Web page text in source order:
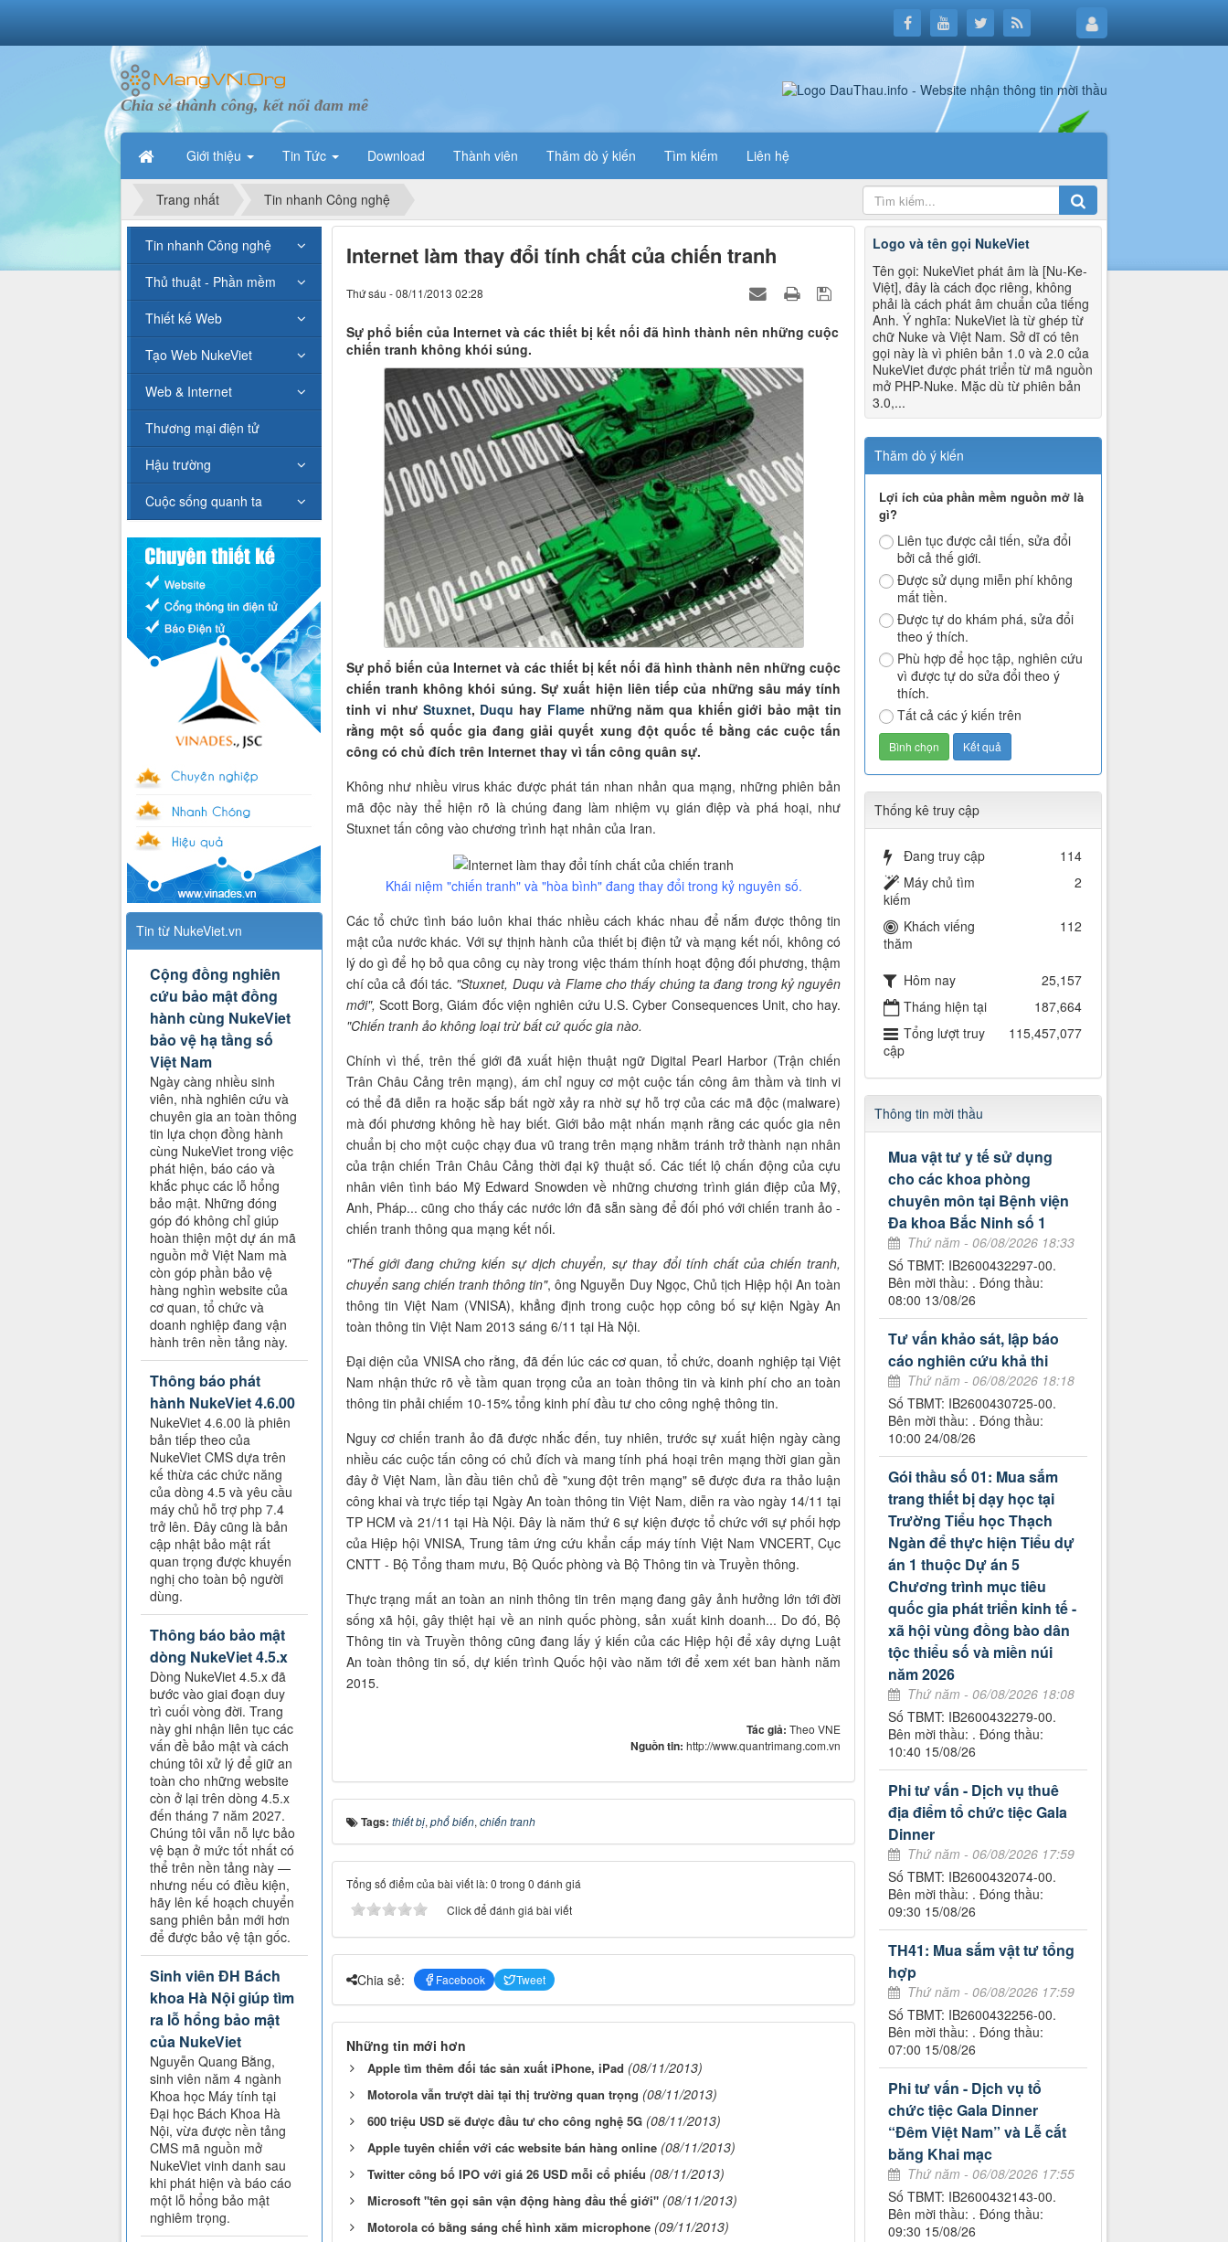
Chia sẻ thành công, kết nối đam mê
Giới thiệu Tin Tức Download Thành viên Thăm dò ý kiến Tìm kiếm Liên hệ
Trang nhất Tin nhanh Công nghệ
Internet làm thay đổi tính chất của chiến tranh
Thứ sáu - 08/11/2013 02:28
Sự phổ biến của Internet và các thiết bị kết nối đã hình thành nên những cuộc
chiến tranh không khói súng.
Sự phổ biến của Internet và các thiết bị kết nối đã hình thành nên những cuộc
chiến tranh không khói súng. Sự xuất hiện liên tiếp của những sâu máy tính
tinh vi như Stuxnet, Duqu hay Flamenhững năm qua khiến giới bảo mật tin
rằng một số quốc gia đang giải quyết xung đột quốc tế bằng các cuộc tấn
công có chủ đích trên Internet thay vì tấn công quân sự.
Không như nhiều virus khác được phát tán nhan nhản qua mạng, những phiên bản
mã độc này thể hiện rõ là chúng đang làm nhiệm vụ gián điệp và phá hoại, như
Stuxnet tấn công vào chương trình hạt nhân của Iran.
Khái niệm "chiến tranh" và "hòa bình" đang thay đổi trong kỷ nguyên số.
Các tổ chức tình báo luôn khai thác nhiều cách khác nhau để nắm được thông tin
mật của nước khác. Với sự thịnh hành của thiết bị điện tử và mạng kết nối, không có
lý do gì để họ bỏ qua công cụ này trong việc thám thính hoạt động đối phương, thậm
chí của cả đối tác. "Stuxnet, Duqu và Flame cho thấy chúng ta đang trong kỷ nguyên
mới", Scott Borg, Giám đốc viện nghiên cứu U.S. Cyber Consequences Unit, cho hay.
"Chiến tranh ảo không loại trừ bất cứ quốc gia nào.
Chính vì thế, trên thế giới đã xuất hiện thuật ngữ Digital Pearl Harbor (Trận chiến
Trân Châu Cảng trên mạng), ám chỉ nguy cơ một cuộc tấn công âm thầm và tinh vi
có thể đã diễn ra hoặc sắp bất ngờ xảy ra nhờ sự hỗ trợ của các mã độc (malware)
mà đối phương không hề hay biết. Giới bảo mật nhấn mạnh rằng các quốc gia nên
chuẩn bị cho một cuộc chạy đua vũ trang trên mạng nhằm tránh trở thành nạn nhân
của trận chiến Trân Châu Cảng thời đại kỹ thuật số. Các tiết lộ chấn động của cựu
nhân viên tình báo Mỹ Edward Snowden về những chương trình gián điệp của Mỹ,
Anh, Pháp... cũng cho thấy các nước lớn đã sẵn sàng để đối phó với chiến tranh ảo -
chiến tranh thông qua mạng kết nối.
"Thế giới đang chứng kiến sự dịch chuyển, sự thay đổi tính chất của chiến tranh,
chuyển sang chiến tranh thông tin", ông Nguyễn Duy Ngọc, Chủ tịch Hiệp hội An toàn
thông tin Việt Nam (VNISA), khẳng định trong cuộc họp công bố sự kiện Ngày An
toàn thông tin Việt Nam 2013 sáng 6/11 tại Hà Nội.
Đại diện của VNISA cho rằng, đã đến lúc các cơ quan, tổ chức, doanh nghiệp tại Việt
Nam nhận thức rõ về tầm quan trọng của an toàn thông tin và kinh phí cho an toàn
thông tin phải chiếm 10-15% tổng kinh phí đầu tư cho công nghệ thông tin.
Nguy cơ chiến tranh ảo đã được nhắc đến, tuy nhiên, trước sự xuất hiện ngày càng
nhiều các cuộc tấn công có chủ đích và mang tính phá hoại trên mạng thời gian gần
đây ở Việt Nam, lần đầu tiên chủ đề "xung đột trên mạng" sẽ được đưa ra thảo luận
công khai và trực tiếp tại Ngày An toàn thông tin Việt Nam, diễn ra vào ngày 14/11 tại
TP HCM và 21/11 tại Hà Nội. Đây là năm thứ 6 sự kiện được tổ chức với sự phối hợp
của Hiệp hội VNISA, Trung tâm ứng cứu khẩn cấp máy tính Việt Nam VNCERT, Cục
CNTT - Bộ Tổng tham mưu, Bộ Quốc phòng và Bộ Thông tin và Truyền thông.
Thực trạng mất an toàn an ninh thông tin trên mạng đang gây ảnh hưởng lớn tới đời
sống xã hội, gây thiệt hại về an ninh quốc phòng, sản xuất kinh doanh... Do đó, Bộ
Thông tin và Truyền thông cũng đang lấy ý kiến của các Hiệp hội để xây dựng Luật
An toàn thông tin số, dự kiến trình Quốc hội vào năm tới để xem xét ban hành năm
2015.
Tác giả:Theo VNE
Nguồn tin:http://www.quantrimang.com.vn
Tags: thiết bị, phổ biến, chiến tranh
Tổng số điểm của bài viết là: 0 trong 0 đánh giá
Click để đánh giá bài viết
Chia sẻ: Facebook Tweet
Những tin mới hơn
Apple tìm thêm đối tác sản xuất iPhone, iPad (08/11/2013)
Motorola vẫn trượt dài tại thị trường quan trọng (08/11/2013)
600 triệu USD sẽ được đầu tư cho công nghệ 5G (08/11/2013)
Apple tuyên chiến với các website bán hàng online (08/11/2013)
Twitter công bố IPO với giá 26 USD mỗi cổ phiếu (08/11/2013)
Microsoft "tên gọi sân vận động hàng đầu thế giới" (08/11/2013)
Motorola có bằng sáng chế hình xăm microphone (09/11/2013)
Logo và tên gọi NukeViet
Tên gọi: NukeViet phát âm là [Nu-Ke-
Việt], đây là cách đọc riêng, không
phải là cách phát âm chuẩn của tiếng
Anh. Ý nghĩa: NukeViet là từ ghép từ
chữ Nuke và Việt Nam. Sở dĩ có tên
gọi này là vì phiên bản 1.0 và 2.0 của
NukeViet được phát triển từ mã nguồn
mở PHP-Nuke. Mặc dù từ phiên bản
3.0,...
Thăm dò ý kiến
Lợi ích của phần mềm nguồn mở là
gì?
Liên tục được cải tiến, sửa đổi
bởi cả thế giới.
Được sử dụng miễn phí không
mất tiền.
Được tự do khám phá, sửa đổi
theo ý thích.
Phù hợp để học tập, nghiên cứu
vì được tự do sửa đổi theo ý
thích.
Tất cả các ý kiến trên
Thống kê truy cập
Đang truy cập
114
Máy chủ tìm
kiếm
2
Khách viếng
thăm
112
Hôm nay
25,157
Tháng hiện tại
187,664
Tổng lượt truy
cập
115,457,077
Thông tin mời thầu
Mua vật tư y tế sử dụng
cho các khoa phòng
chuyên môn tại Bệnh viện
Đa khoa Bắc Ninh số 1
Thứ năm - 06/08/2026 18:33
Số TBMT: IB2600432297-00.
Bên mời thầu: . Đóng thầu:
08:00 13/08/26
Tư vấn khảo sát, lập báo
cáo nghiên cứu khả thi
Thứ năm - 06/08/2026 18:18
Số TBMT: IB2600430725-00.
Bên mời thầu: . Đóng thầu:
10:00 24/08/26
Gói thầu số 01: Mua sắm
trang thiết bị dạy học tại
Trường Tiểu học Thạch
Ngàn để thực hiện Tiểu dự
án 1 thuộc Dự án 5
Chương trình mục tiêu
quốc gia phát triển kinh tế -
xã hội vùng đồng bào dân
tộc thiểu số và miền núi
năm 2026
Thứ năm - 06/08/2026 18:08
Số TBMT: IB2600432279-00.
Bên mời thầu: . Đóng thầu:
10:40 15/08/26
Phi tư vấn - Dịch vụ thuê
địa điểm tổ chức tiệc Gala
Dinner
Thứ năm - 06/08/2026 17:59
Số TBMT: IB2600432074-00.
Bên mời thầu: . Đóng thầu:
09:30 15/08/26
TH41: Mua sắm vật tư tổng
hợp
Thứ năm - 06/08/2026 17:59
Số TBMT: IB2600432256-00.
Bên mời thầu: . Đóng thầu:
07:00 15/08/26
Phi tư vấn - Dịch vụ tổ
chức tiệc Gala Dinner
“Đêm Việt Nam” và Lễ cắt
băng Khai mạc
Thứ năm - 06/08/2026 17:55
Số TBMT: IB2600432143-00.
Bên mời thầu: . Đóng thầu:
09:30 15/08/26
Tin nhanh Công nghệ
Thủ thuật - Phần mềm
Thiết kế Web
Tạo Web NukeViet
Web & Internet
Thương mại điện tử
Hậu trường
Cuộc sống quanh ta
Tin từ NukeViet.vn
Cộng đồng nghiên
cứu bảo mật đồng
hành cùng NukeViet
bảo vệ hạ tầng số
Việt Nam
Ngày càng nhiều sinh
viên, nhà nghiên cứu và
chuyên gia an toàn thông
tin lựa chọn đồng hành
cùng NukeViet trong việc
phát hiện, báo cáo và
khắc phục các lỗ hổng
bảo mật. Những đóng
góp đó không chỉ giúp
hoàn thiện một dự án mã
nguồn mở Việt Nam mà
còn góp phần bảo vệ
hàng nghìn website của
cơ quan, tổ chức và
doanh nghiệp đang vận
hành trên nền tảng này.
Thông báo phát
hành NukeViet 4.6.00
NukeViet 4.6.00 là phiên
bản tiếp theo của
NukeViet CMS dựa trên
kế thừa các chức năng
của dòng 4.5 và yêu cầu
máy chủ hỗ trợ php 7.4
trở lên. Đây cũng là bản
cập nhật bảo mật rất
quan trọng được khuyến
nghị cho toàn bộ người
dùng.
Thông báo bảo mật
dòng NukeViet 4.5.x
Dòng NukeViet 4.5.x đã
bước vào giai đoạn duy
trì cuối vòng đời. Trang
này ghi nhận liên tục các
vấn đề bảo mật và cách
chúng tôi xử lý để giữ an
toàn cho những website
còn ở lại trên dòng 4.5.x
đến tháng 7 năm 2027.
Chúng tôi vẫn nỗ lực bảo
vệ bạn ở mức tốt nhất có
thể trên nền tảng này —
nhưng nếu có điều kiện,
hãy lên kế hoạch chuyển
sang phiên bản mới hơn
để được bảo vệ tận gốc.
Sinh viên ĐH Bách
khoa Hà Nội giúp tìm
ra lỗ hổng bảo mật
của NukeViet
Nguyễn Quang Bằng,
sinh viên năm 4 ngành
Khoa học Máy tính tại
Đại học Bách Khoa Hà
Nội, vừa được nền tảng
CMS mã nguồn mở
NukeViet vinh danh sau
khi phát hiện và báo cáo
một lỗ hổng bảo mật
nghiêm trọng.